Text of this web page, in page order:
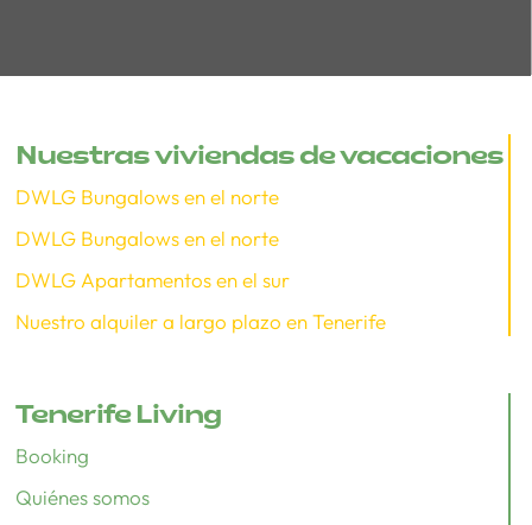
Nuestras viviendas de vacaciones
DWLG Bungalows en el norte
DWLG Bungalows en el norte
DWLG Apartamentos en el sur
Nuestro alquiler a largo plazo en Tenerife
Tenerife Living
Booking
Quiénes somos